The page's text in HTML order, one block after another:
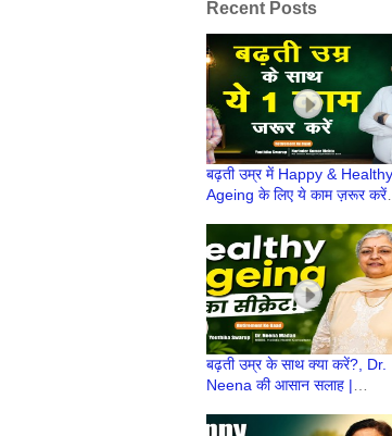
Recent Posts
बढ़ती उम्र में Happy & Healthy
Ageing के लिए ये काम ज़रूर करें! |
बढ़ती उम्र के साथ क्या करें?, Dr.
Neena की आसान सलाह |
Retirement life